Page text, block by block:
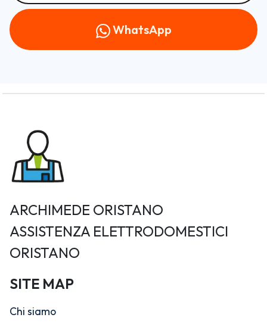
WhatsApp
ARCHIMEDE ORISTANO
ASSISTENZA ELETTRODOMESTICI
ORISTANO
SITE MAP
Chi siamo